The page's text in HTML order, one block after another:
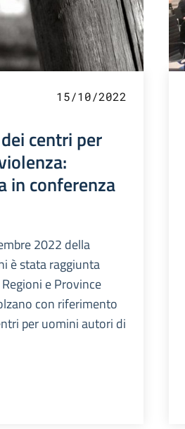
15/10/2022
centri per
in conferenza
2022 della
è stata raggiunta
e Province
con riferimento
per uomini autori di